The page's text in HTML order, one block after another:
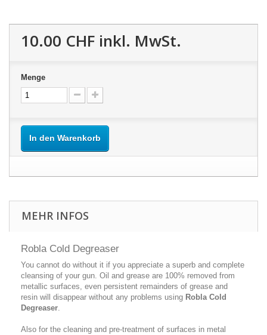
10.00 CHF inkl. MwSt.
Menge
In den Warenkorb
MEHR INFOS
Robla Cold Degreaser
You cannot do without it if you appreciate a superb and complete
cleansing of your gun. Oil and grease are 100% removed from
metallic surfaces, even persistent remainders of grease and
resin will disappear without any problems using Robla Cold
Degreaser.
Also for the cleaning and pre-treatment of surfaces in metal